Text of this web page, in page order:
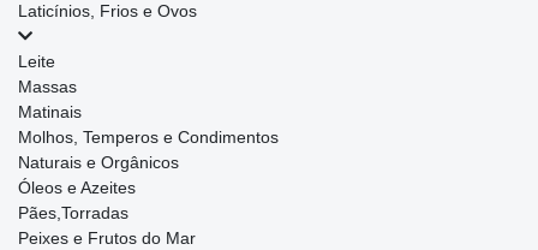
Laticínios, Frios e Ovos
Leite
Massas
Matinais
Molhos, Temperos e Condimentos
Naturais e Orgânicos
Óleos e Azeites
Pães,Torradas
Peixes e Frutos do Mar